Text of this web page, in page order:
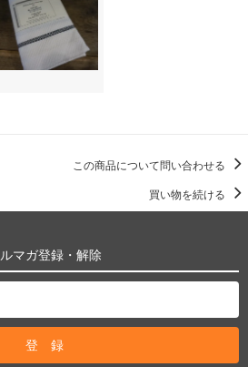
この商品について問い合わせる
買い物を続ける
マガ登録・解除